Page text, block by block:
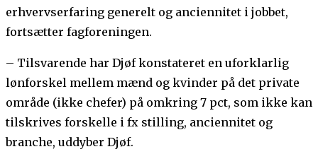
erhvervserfaring generelt og anciennitet i jobbet,
fortsætter fagforeningen.
– Tilsvarende har Djøf konstateret en uforklarlig
lønforskel mellem mænd og kvinder på det private
område (ikke chefer) på omkring 7 pct, som ikke kan
tilskrives forskelle i fx stilling, anciennitet og
branche, uddyber Djøf.